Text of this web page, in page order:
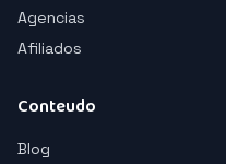
Agencias
Afiliados
Conteudo
Blog